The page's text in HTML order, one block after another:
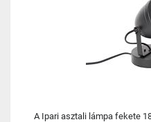
A Ipari asztali lámpa fekete